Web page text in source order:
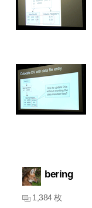
bering
1,384 枚